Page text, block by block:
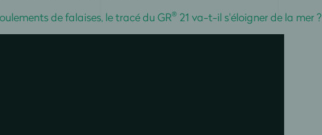
de falaises, le tracé du GR®21 va-t-il s'éloigner de la mer ?